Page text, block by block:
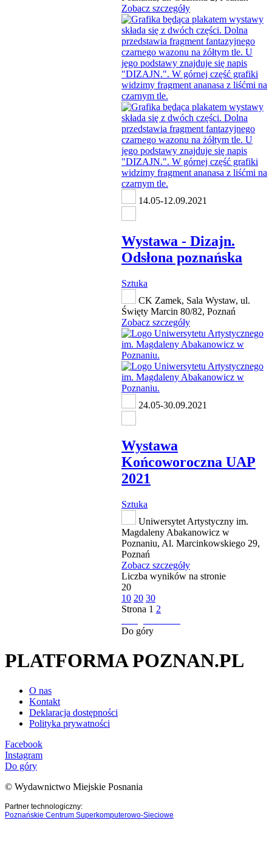
Zobacz szczegóły
14.05-12.09.2021
Wystawa - Dizajn.
Odsłona poznańska
Sztuka
CK Zamek, Sala Wystaw, ul.
Święty Marcin 80/82, Poznań
Zobacz szczegóły
24.05-30.09.2021
Wystawa
Końcoworoczna UAP
2021
Sztuka
Uniwersytet Artystyczny im.
Magdaleny Abakanowicz w
Poznaniu, Al. Marcinkowskiego 29,
Poznań
Zobacz szczegóły
Liczba wyników na stronie
20
10 20 30
Strona 1 2
Do góry
PLATFORMA POZNAN.PL
O nas
Kontakt
Deklaracja dostępności
Polityka prywatności
Facebook
Instagram
Do góry
© Wydawnictwo Miejskie Posnania
Partner technologiczny:
Poznańskie Centrum Superkomputerowo-Sieciowe